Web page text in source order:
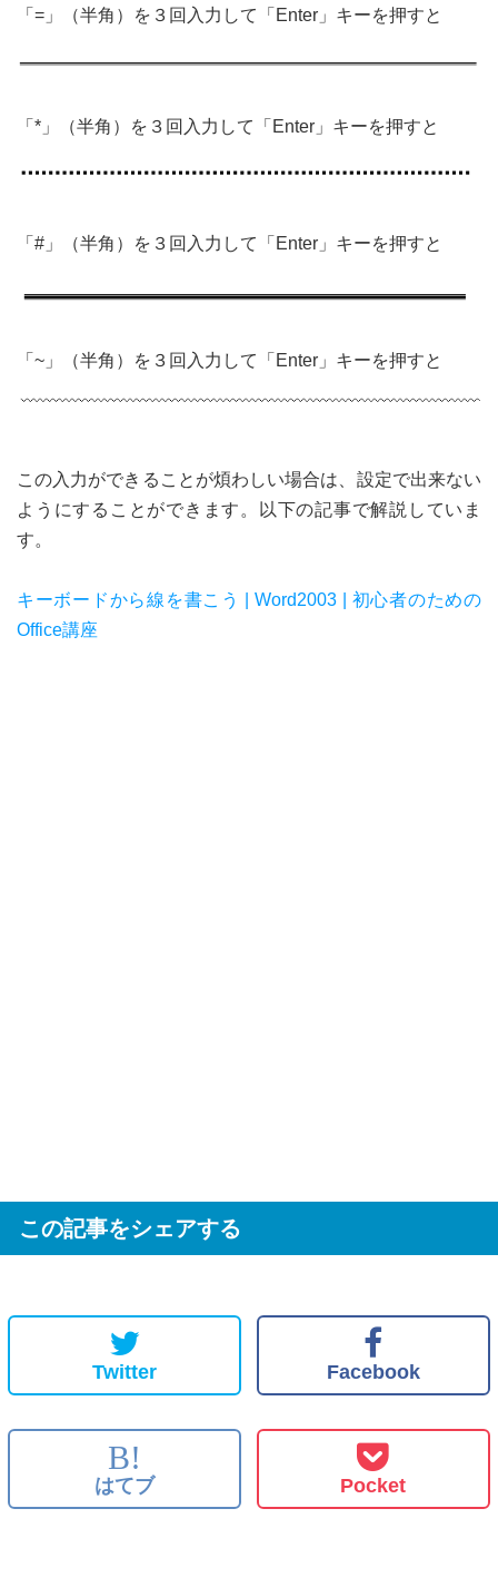
「=」（半角）を３回入力して「Enter」キーを押すと
「*」（半角）を３回入力して「Enter」キーを押すと
「#」（半角）を３回入力して「Enter」キーを押すと
「~」（半角）を３回入力して「Enter」キーを押すと
この入力ができることが煩わしい場合は、設定で出来ない
ようにすることができます。以下の記事で解説していま
す。
キーボードから線を書こう | Word2003 | 初心者のための
Office講座
この記事をシェアする
Twitter Facebook
B!
はてブ Pocket